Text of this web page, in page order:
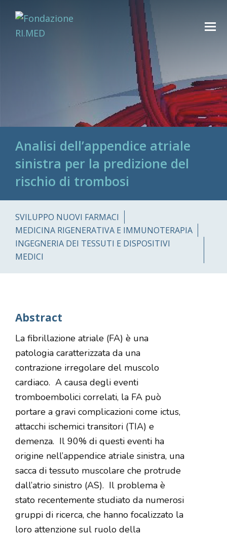
Analisi dell’appendice atriale
sinistra per la predizione del
rischio di trombosi
SVILUPPO NUOVI FARMACI
MEDICINA RIGENERATIVA E IMMUNOTERAPIA
INGEGNERIA DEI TESSUTI E DISPOSITIVI
MEDICI
Abstract
La fibrillazione atriale (FA) è una
patologia caratterizzata da una
contrazione irregolare del muscolo
cardiaco. A causa degli eventi
tromboembolici correlati, la FA può
portare a gravi complicazioni come ictus,
attacchi ischemici transitori (TIA) e
demenza. Il 90% di questi eventi ha
origine nell’appendice atriale sinistra, una
sacca di tessuto muscolare che protrude
dall’atrio sinistro (AS). Il problema è
stato recentemente studiato da numerosi
gruppi di ricerca, che hanno focalizzato la
loro attenzione sul ruolo della